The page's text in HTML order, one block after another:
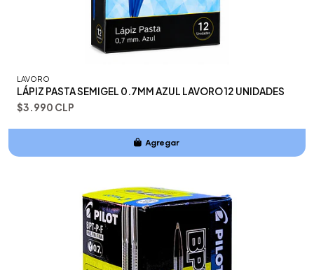
LAVORO
LÁPIZ PASTA SEMIGEL 0.7MM AZUL LAVORO 12 UNIDADES
$3.990 CLP
Agregar